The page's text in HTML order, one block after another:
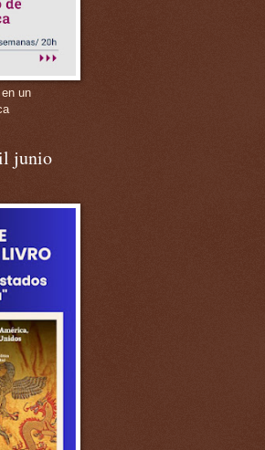
un
junio